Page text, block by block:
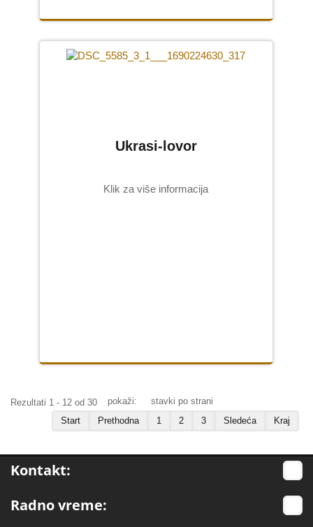
Ukrasi-lovor
Klik za više informacija
Rezultati 1 - 12 od 30 pokaži:
stavki po strani
Start
Prethodna 1 2 3 Sledeća Kraj
Kontakt:
Radno vreme: